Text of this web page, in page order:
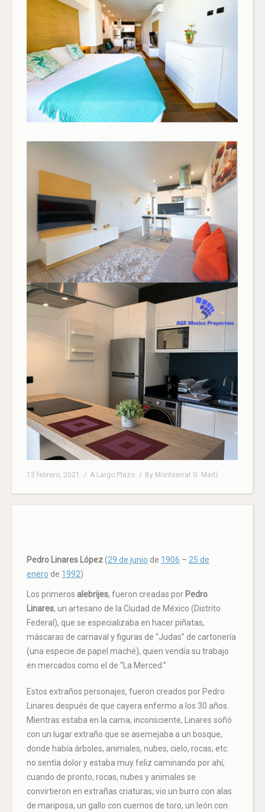
13 febrero, 2021 A Largo Plazo By Montserrat G. Martí
Pedro Linares López(29 de junio de 1906 – 25 de
enero de 1992)
Los primeros alebrijes, fueron creadas por Pedro
Linares, un artesano de la Ciudad de México (Distrito
Federal), que se especializaba en hacer piñatas,
máscaras de carnaval y figuras de “Judas” de cartonería
(una especie de papel maché), quien vendía su trabajo
en mercados como el de “La Merced.”
Estos extraños personajes, fueron creados por Pedro
Linares después de que cayera enfermo a los 30 años.
Mientras estaba en la cama, inconsciente, Linares soñó
con un lugar extraño que se asemejaba a un bosque,
donde había árboles, animales, nubes, cielo, rocas, etc.
no sentía dolor y estaba muy feliz caminando por ahí,
cuando de pronto, rocas, nubes y animales se
convirtieron en extrañas criaturas; vio un burro con alas
de mariposa, un gallo con cuernos de toro, un león con